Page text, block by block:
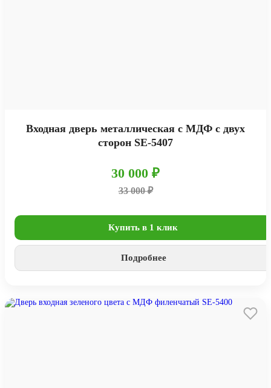
Входная дверь металлическая с МДФ с двух
сторон SE-5407
30 000 ₽
33 000 ₽
Купить в 1 клик
Подробнее